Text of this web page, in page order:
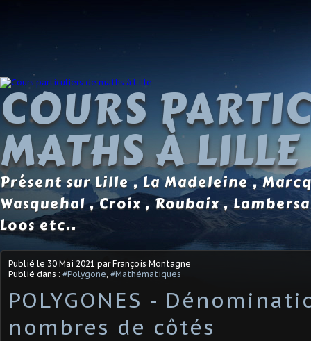
COURS
MATHS À LILLE
Présent sur Lille , La Madeleine ,
Wasquehal , Croix , Roubaix ,
Loos etc..
Publié le 30 Mai 2021 par François Montagne
Publié dans : #Polygone #Mathématiques
POLYGONES -
nombres de côtés